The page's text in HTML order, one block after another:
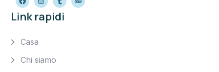
Link rapidi
Casa
Chi siamo